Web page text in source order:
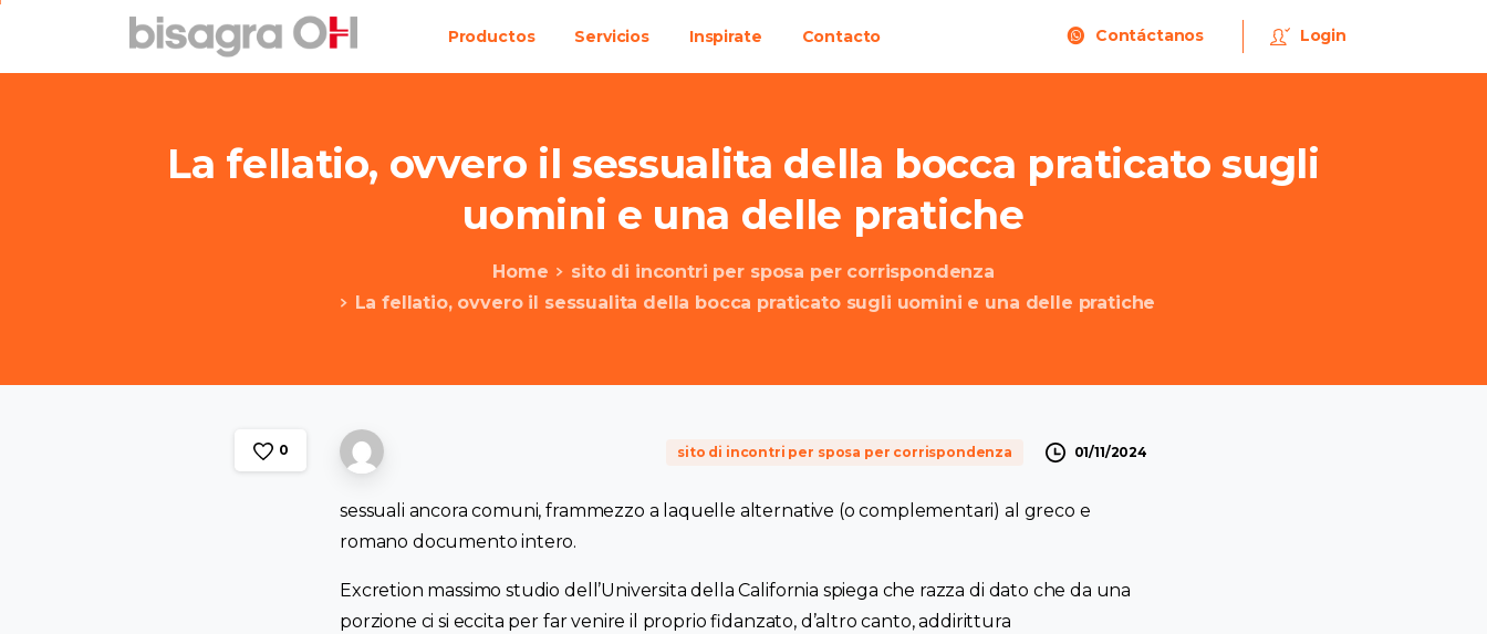
Productos Servicios Inspirate Contacto Contáctanos Login
La fellatio, ovvero il sessualita della bocca praticato sugli
uomini e una delle pratiche
Home
sito di incontri per sposa per corrispondenza
La fellatio, ovvero il sessualita della bocca praticato sugli uomini e una delle pratiche
0 sito di incontri per sposa per corrispondenza 01/11/2024
sessuali ancora comuni, frammezzo a laquelle alternative (o complementari) al greco e
romano documento intero.
Excretion massimo studio dell’Universita della California spiega che razza di dato che da una
porzione ci si eccita per far venire il proprio fidanzato, d’altro canto, addirittura